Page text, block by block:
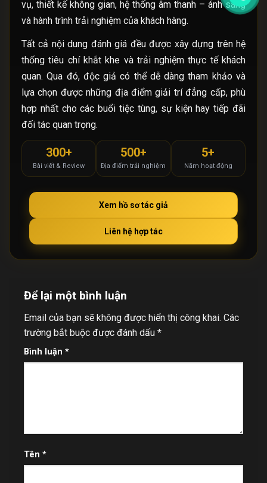
vụ, thiết kế không gian, hệ thống âm thanh – ánh sáng
và hành trình trải nghiệm của khách hàng.
Tất cả nội dung đánh giá đều được xây dựng trên hệ
thống tiêu chí khắt khe và trải nghiệm thực tế khách
quan. Qua đó, độc giả có thể dễ dàng tham khảo và
lựa chọn được những địa điểm giải trí đẳng cấp, phù
hợp nhất cho các buổi tiệc tùng, sự kiện hay tiếp đãi
đối tác quan trọng.
300+
Bài viết & Review
500+
Địa điểm trải nghiệm
5+
Năm hoạt động
Xem hồ sơ tác giả
Liên hệ hợp tác
Để lại một bình luận
Email của bạn sẽ không được hiển thị công khai. Các
trường bắt buộc được đánh dấu *
Bình luận *
Tên *